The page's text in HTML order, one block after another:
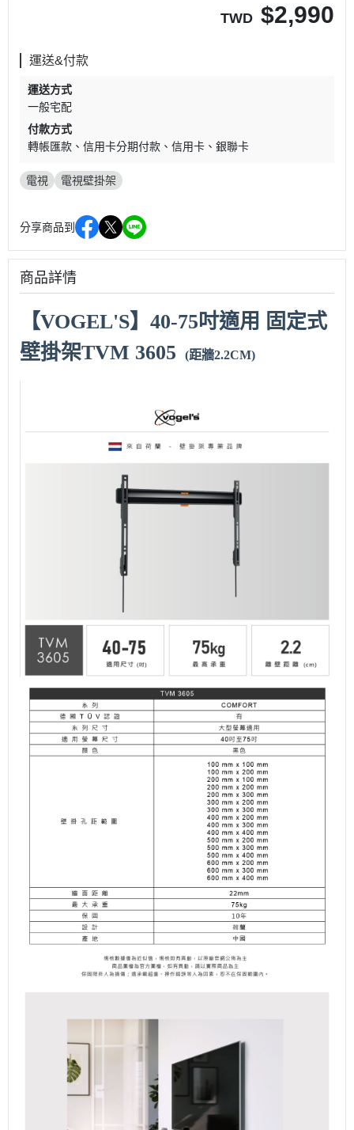
TWD $2,990
運送&付款
運送方式
一般宅配
付款方式
轉帳匯款
信用卡分期付款 信用卡 銀聯卡
電視 電視壁掛架
分享商品到
商品詳情
【VOGEL'S】 40-75吋適用 固定式
壁掛架TVM 3605 (距牆2.2CM)